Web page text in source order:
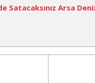
Satacaksınız Arsa